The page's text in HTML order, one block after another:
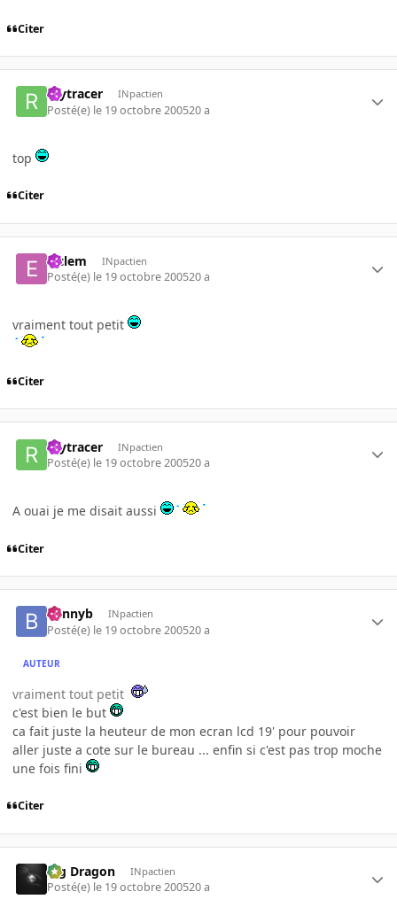
Citer
raytracer INpactien
Posté(e) le 19 octobre 200520 a
top
Citer
elclem INpactien
Posté(e) le 19 octobre 200520 a
vraiment tout petit
Citer
raytracer INpactien
Posté(e) le 19 octobre 200520 a
A ouai je me disait aussi
Citer
bennyb INpactien
Posté(e) le 19 octobre 200520 a
AUTEUR
vraiment tout petit
c'est bien le but
ca fait juste la heuteur de mon ecran lcd 19' pour pouvoir
aller juste a cote sur le bureau ... enfin si c'est pas trop moche
une fois fini
Citer
Big Dragon INpactien
Posté(e) le 19 octobre 200520 a